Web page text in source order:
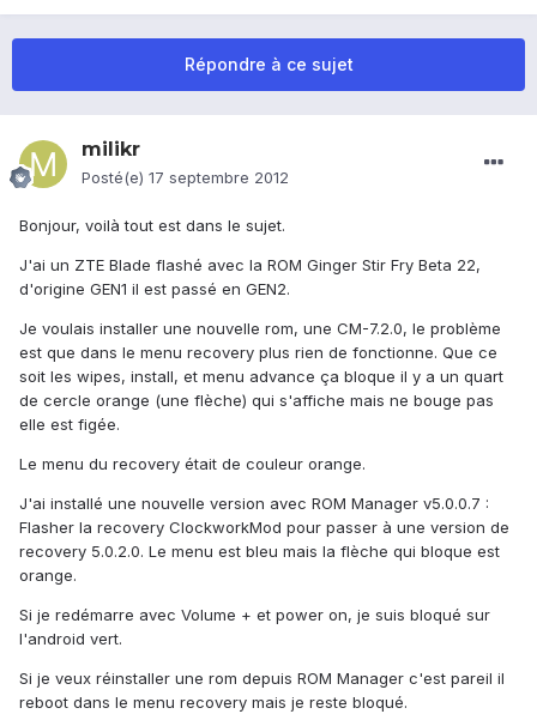
Répondre à ce sujet
milikr
Posté(e) 17 septembre 2012
Bonjour, voilà tout est dans le sujet.
J'ai un ZTE Blade flashé avec la ROM Ginger Stir Fry Beta 22,
d'origine GEN1 il est passé en GEN2.
Je voulais installer une nouvelle rom, une CM-7.2.0, le problème
est que dans le menu recovery plus rien de fonctionne. Que ce
soit les wipes, install, et menu advance ça bloque il y a un quart
de cercle orange (une flèche) qui s'affiche mais ne bouge pas
elle est figée.
Le menu du recovery était de couleur orange.
J'ai installé une nouvelle version avec ROM Manager v5.0.0.7 :
Flasher la recovery ClockworkMod pour passer à une version de
recovery 5.0.2.0. Le menu est bleu mais la flèche qui bloque est
orange.
Si je redémarre avec Volume + et power on, je suis bloqué sur
l'android vert.
Si je veux réinstaller une rom depuis ROM Manager c'est pareil il
reboot dans le menu recovery mais je reste bloqué.